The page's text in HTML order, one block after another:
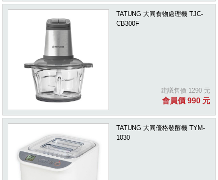
TATUNG 大同食物處理機 TJC-
CB300F
建議售價 1290 元
會員價 990 元
TATUNG 大同優格發酵機 TYM-
1030